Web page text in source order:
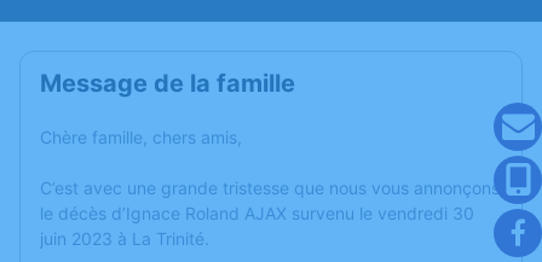
Message de la famille
Chère famille, chers amis,
C’est avec une grande tristesse que nous vous annonçons
le décès d’Ignace Roland AJAX survenu le vendredi 30
juin 2023 à La Trinité.